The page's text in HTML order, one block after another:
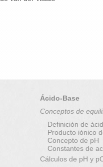
Ácido-Base
Conceptos de
Definición de
Producto iónico
Concepto de pH
Constantes de
Cálculos de pH y